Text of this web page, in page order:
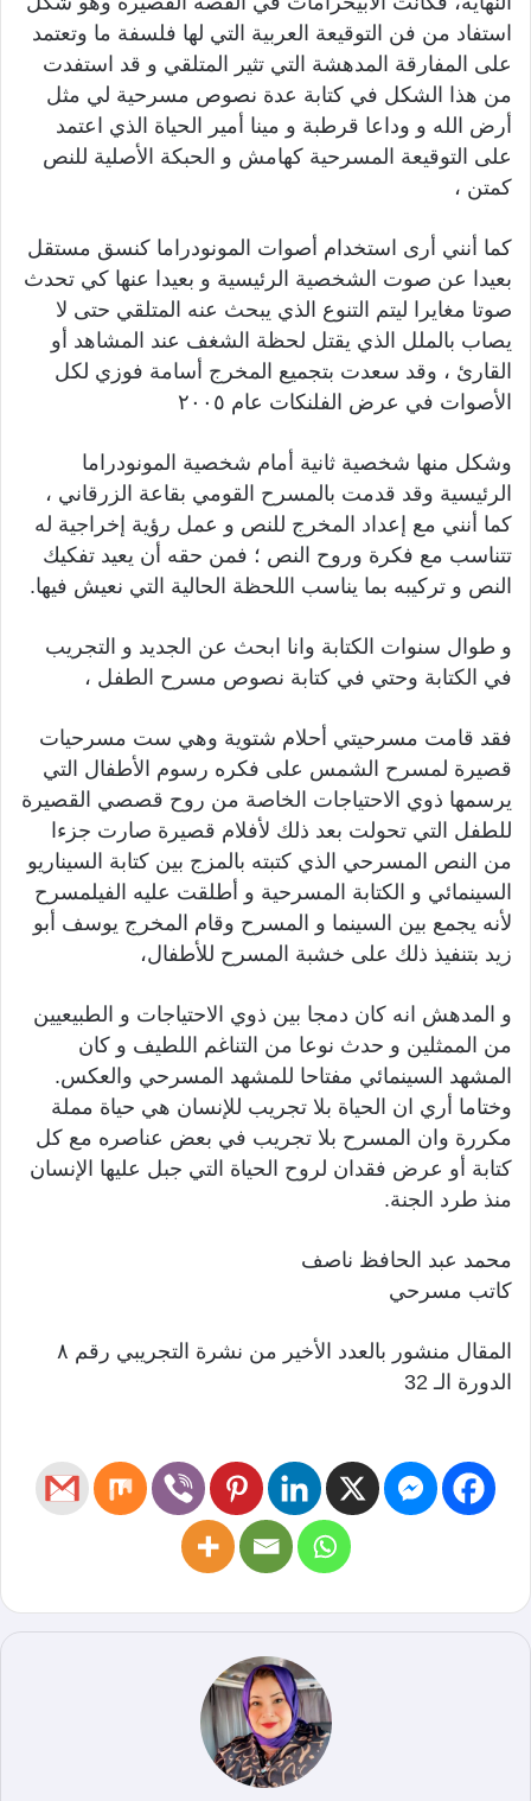
استفاد من فن التوقيعة العربية التي لها فلسفة ما وتعتمد
على المفارقة المدهشة التي تثير المتلقي و قد استفدت
من هذا الشكل في كتابة عدة نصوص مسرحية لي مثل
أرض الله و وداعا قرطبة و مينا أمير الحياة الذي اعتمد
على التوقيعة المسرحية كهامش و الحبكة الأصلية للنص
كمتن ،
كما أنني أرى استخدام أصوات المونودراما كنسق مستقل
بعيدا عن صوت الشخصية الرئيسية و بعيدا عنها كي تحدث
صوتا مغايرا ليتم التنوع الذي يبحث عنه المتلقي حتى لا
يصاب بالملل الذي يقتل لحظة الشغف عند المشاهد أو
القارئ ، وقد سعدت بتجميع المخرج أسامة فوزي لكل
الأصوات في عرض الفلنكات عام ٢٠٠٥
وشكل منها شخصية ثانية أمام شخصية المونودراما
الرئيسية وقد قدمت بالمسرح القومي بقاعة الزرقاني ،
كما أنني مع إعداد المخرج للنص و عمل رؤية إخراجية له
تتناسب مع فكرة وروح النص ؛ فمن حقه أن يعيد تفكيك
النص و تركيبه بما يناسب اللحظة الحالية التي نعيش فيها.
و طوال سنوات الكتابة وانا ابحث عن الجديد و التجريب
في الكتابة وحتي في كتابة نصوص مسرح الطفل ،
فقد قامت مسرحيتي أحلام شتوية وهي ست مسرحيات
قصيرة لمسرح الشمس على فكره رسوم الأطفال التي
يرسمها ذوي الاحتياجات الخاصة من روح قصصي القصيرة
للطفل التي تحولت بعد ذلك لأفلام قصيرة صارت جزءا
من النص المسرحي الذي كتبته بالمزج بين كتابة السيناريو
السينمائي و الكتابة المسرحية و أطلقت عليه الفيلمسرح
لأنه يجمع بين السينما و المسرح وقام المخرج يوسف أبو
زيد بتنفيذ ذلك على خشبة المسرح للأطفال،
و المدهش انه كان دمجا بين ذوي الاحتياجات و الطبيعيين
من الممثلين و حدث نوعا من التناغم اللطيف و كان
المشهد السينمائي مفتاحا للمشهد المسرحي والعكس.
وختاما أري ان الحياة بلا تجريب للإنسان هي حياة مملة
مكررة وان المسرح بلا تجريب في بعض عناصره مع كل
كتابة أو عرض فقدان لروح الحياة التي جبل عليها الإنسان
منذ طرد الجنة.
محمد عبد الحافظ ناصف
كاتب مسرحي
الدورة الـ 32